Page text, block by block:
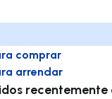
comprar
arrendar
recentemente